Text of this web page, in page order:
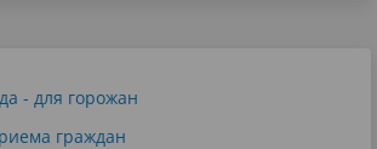
- для горожан
граждан